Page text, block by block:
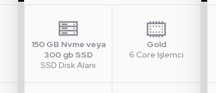
150 GB Nvme veya
300 gb SSD
SSD Disk Alanı
Gold
6 Core Işlemci